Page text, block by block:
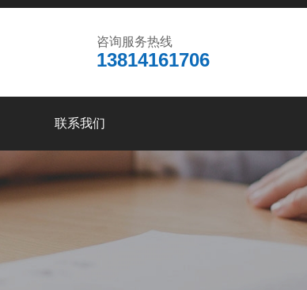
咨询服务热线
13814161706
联系我们